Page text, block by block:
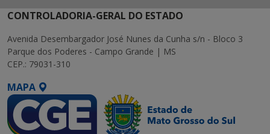
CONTROLADORIA-GERAL DO ESTADO
Avenida Desembargador José Nunes da Cunha s/n - Bloco 3
Parque dos Poderes - Campo Grande | MS
CEP.: 79031-310
MAPA